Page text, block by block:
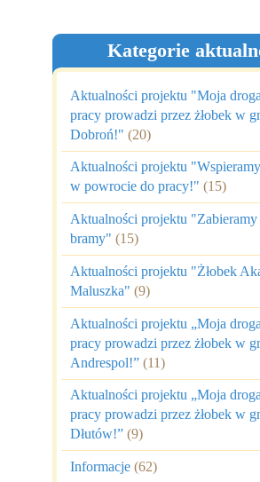
Kategorie
Aktualności projektu "Moja
pracy prowadzi przez żłobek w
Dobroń!" (20)
Aktualności projektu
w powrocie do pracy!" (15)
Aktualności projektu "Zabieramy
bramy" (15)
Aktualności projektu "Żłobek
Maluszka" (9)
Aktualności projektu „Moja
pracy prowadzi przez żłobek w
Andrespol!” (11)
Aktualności projektu „Moja
pracy prowadzi przez żłobek w
Dłutów!” (9)
Informacje (62)